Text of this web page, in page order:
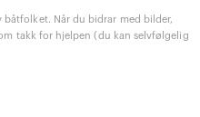
Når du bidrar med bilder,
takk for hjelpen (du kan selvfølgelig